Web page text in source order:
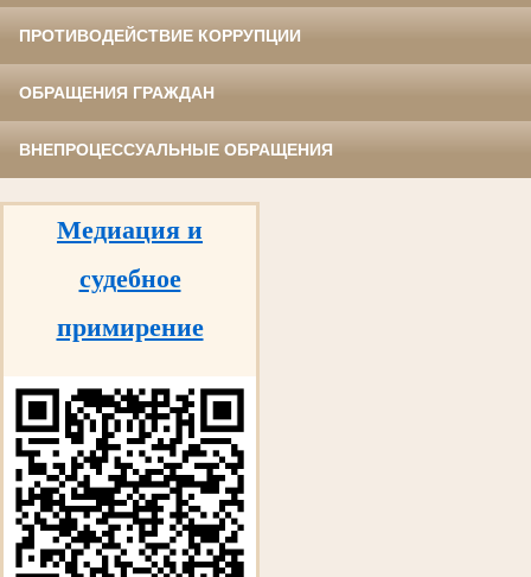
ПРОТИВОДЕЙСТВИЕ КОРРУПЦИИ
ОБРАЩЕНИЯ ГРАЖДАН
ВНЕПРОЦЕССУАЛЬНЫЕ ОБРАЩЕНИЯ
Медиация и
судебное
примирение